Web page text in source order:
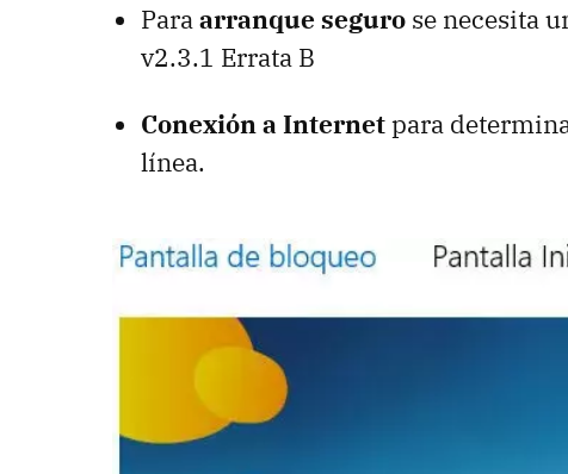
Paraarranque seguro se necesita
v2.3.1 Errata B
Conexión a Internetpara
línea.